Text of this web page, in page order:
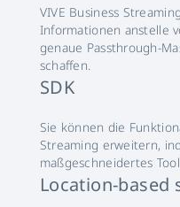
VIVE Business
Informationen anstelle
genaue Passthrough-
schaffen.
SDK
Sie können die
Streaming erweitern,
maßgeschneidertes
Location-based